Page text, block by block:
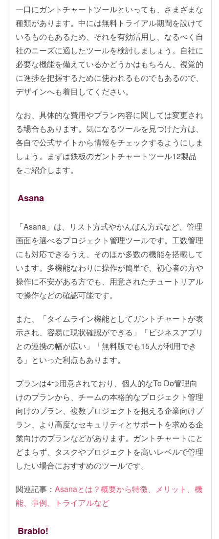
一口にガントチャートツールといっても、さまざまな
種類があります。中には無料トライアル期間を設けて
いるものもあるため、それを有効活用し、なるべく自
社のニーズに適したツールを検討しましょう。自社に
必要な機能を備えているかどうかはもちろん、視覚的
に進捗を把握するために使われるものでもあるので、
デザインへも着目してください。
なお、具体的な費用やプラン内容に関しては変更され
る場合もあります。気になるツールを見つけた方は、
各自で公式サイトから情報をチェックするようにしま
しょう。まずは鉄板のガントチャートツール12製品
をご紹介します。
Asana
「Asana」は、リスト方式やかんばん方式など、管理
画面を選べるプロジェクト管理ツールです。工数管理
にも対応できるうえ、そのほか多数の機能を搭載して
います。多機能なわりに操作が簡単で、初心者の方や
操作に不安がある方でも、用意されたチュートリアル
で操作などの確認可能です。
また、「タイムライン機能としてガントチャートが表
示され、容易に現状確認ができる」「ビジネスアプリ
との連携の幅が広い」「無料版でも15人が利用でき
る」といった利点もあります。
プランは4つ用意されており、個人的なTo Do管理向
けのプランから、チームの本格的なプロジェクト管理
向けのプラン、複数プロジェクトを抱える企業向けプ
ラン、より高度なセキュリティとサポートを求める企
業向けのプランなどがあります。ガントチャートにと
どまらず、タスクやプロジェクトを高いレベルで管理
したい場合におすすめのツールです。
関連記事： Asanaとは？概要から特徴、メリット、機
能、事例、トライアルなど
Brabio!